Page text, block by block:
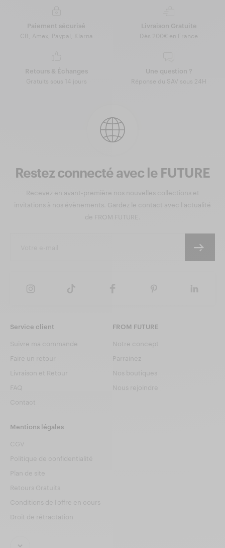
Paiement sécurisé
CB, Amex, Paypal, Klarna
Livraison Gratuite
Dès 200€ en France
Retours & Échanges
Gratuits sous 14 jours
Une question ?
Réponse du SAV sous 24H
Restez connecté avec le FUTURE
Recevez en avant-première nos nouvelles collections et
invitations à nos évènements. Gardez le contact avec l'actualité
de FROM FUTURE.
Service client
Suivre ma commande
Faire un retour
Livraison et Retour
FAQ
Contact
FROM FUTURE
Notre concept
Parrainez
Nos boutiques
Nous rejoindre
Mentions légales
CGV
Politique de confidentialité
Plan de site
Retours Gratuits
Conditions de l'offre en cours
Droit de rétractation